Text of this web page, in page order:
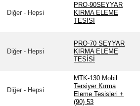
Diğer - Hepsi
PRO-90SEYYAR
KIRMA ELEME
TESİSİ
Diğer - Hepsi
PRO-70 SEYYAR
KIRMA ELEME
TESİSİ
Diğer - Hepsi
MTK-130 Mobil
Tersiyer Kırma
Eleme Tesisleri +
(90) 53